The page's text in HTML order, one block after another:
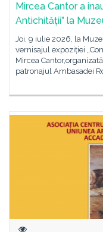
Mircea Cantor a
Antichității” la
Joi, 9 iulie 2026, la
vernisajul expoziției
Mircea
patronajul Ambasadei